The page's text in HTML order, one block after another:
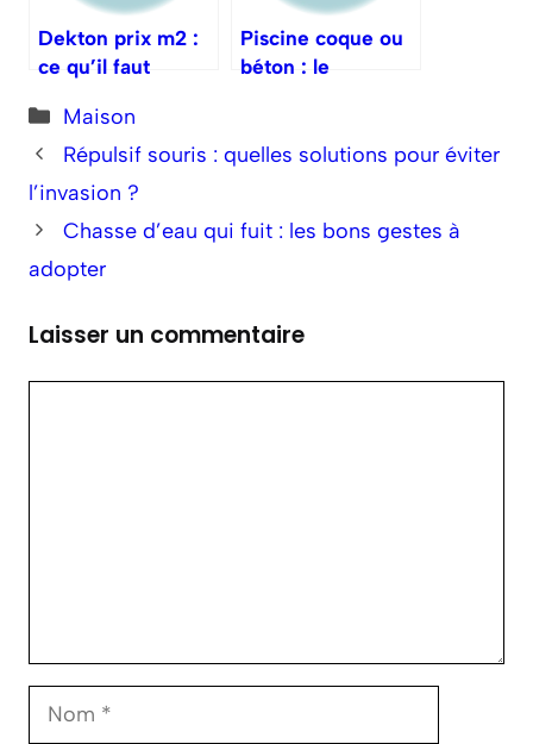
Dekton prix m2 :
ce qu’il faut
Piscine coque ou
béton : le
Catégories
Maison
Répulsif souris : quelles solutions pour éviter
l’invasion ?
Chasse d’eau qui fuit : les bons gestes à
adopter
Laisser un commentaire
Nom